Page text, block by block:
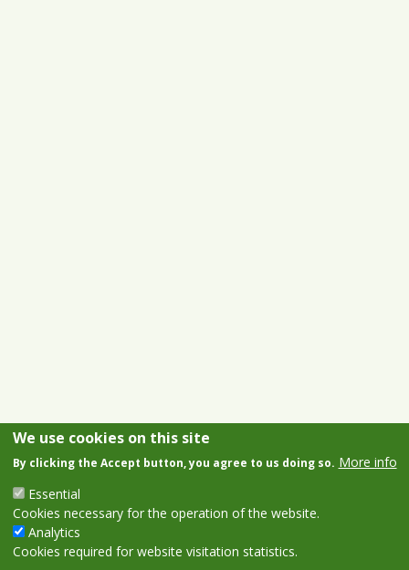
We use cookies on this site
By clicking the Accept button, you agree to us doing so. More info
Essential
Cookies necessary for the operation of the website.
Analytics
Cookies required for website visitation statistics.